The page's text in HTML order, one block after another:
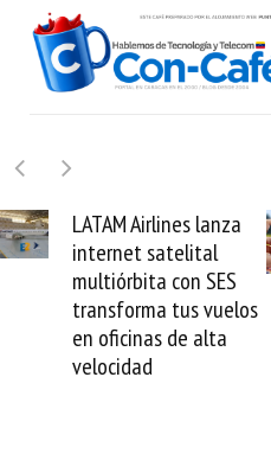
Samsung Galaxy Z
Fold8 la novedad
plegable y un
formato fácil de
enamorse